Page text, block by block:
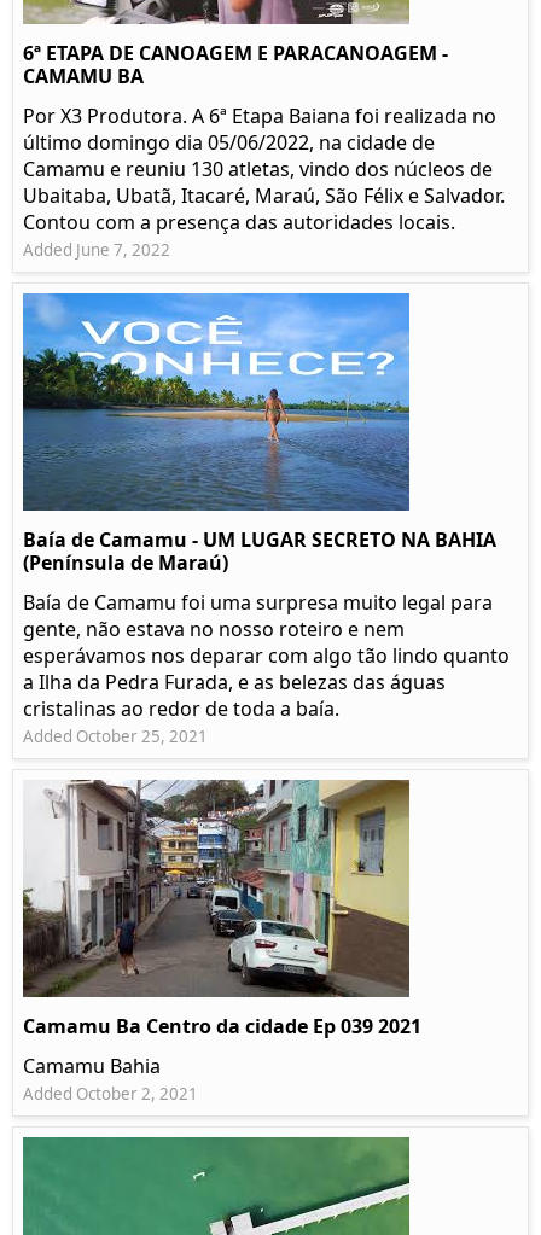
6ª ETAPA DE CANOAGEM E PARACANOAGEM -
CAMAMU BA
Por X3 Produtora. A 6ª Etapa Baiana foi realizada no
último domingo dia 05/06/2022, na cidade de
Camamu e reuniu 130 atletas, vindo dos núcleos de
Ubaitaba, Ubatã, Itacaré, Maraú, São Félix e Salvador.
Contou com a presença das autoridades locais.
Added June 7, 2022
Baía de Camamu - UM LUGAR SECRETO NA BAHIA
(Península de Maraú)
Baía de Camamu foi uma surpresa muito legal para
gente, não estava no nosso roteiro e nem
esperávamos nos deparar com algo tão lindo quanto
a Ilha da Pedra Furada, e as belezas das águas
cristalinas ao redor de toda a baía.
Added October 25, 2021
Camamu Ba Centro da cidade Ep 039 2021
Camamu Bahia
Added October 2, 2021